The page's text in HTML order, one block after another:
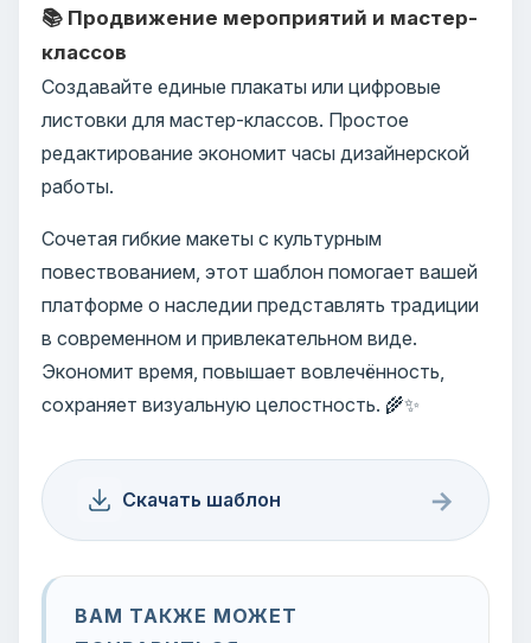
📚 Продвижение мероприятий и мастер-
классов
Создавайте единые плакаты или цифровые
листовки для мастер-классов. Простое
редактирование экономит часы дизайнерской
работы.
Сочетая гибкие макеты с культурным
повествованием, этот шаблон помогает вашей
платформе о наследии представлять традиции
в современном и привлекательном виде.
Экономит время, повышает вовлечённость,
сохраняет визуальную целостность. 🌾✨
Скачать шаблон →
ВАМ ТАКЖЕ МОЖЕТ